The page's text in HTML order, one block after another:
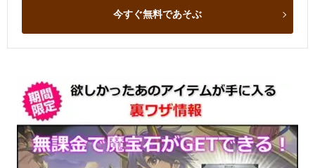
今すぐ無料であそぶ